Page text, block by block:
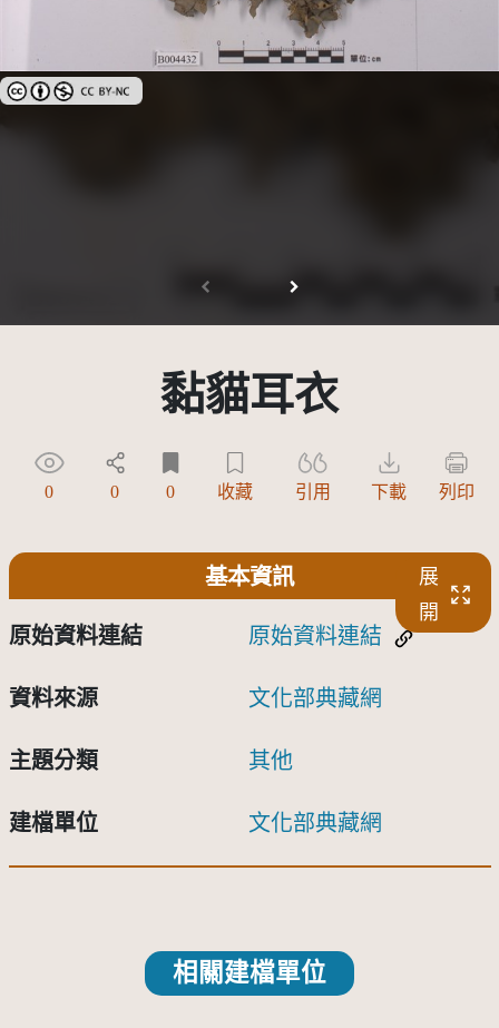
創用CC姓名標示-非商業性 3.0 台灣及其後版本(CC BY-NC 3.0 TW +)
黏貓耳衣
0 0 0 收藏 引用 下載 列印
基本資訊
展
開
原始資料連結 原始資料連結
資料來源 文化部典藏網
主題分類 其他
建檔單位 文化部典藏網
相關建檔單位